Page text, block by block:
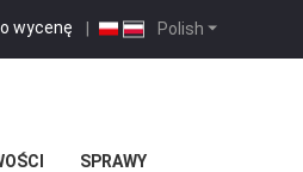
Polish
wycenę |
SPRAWY